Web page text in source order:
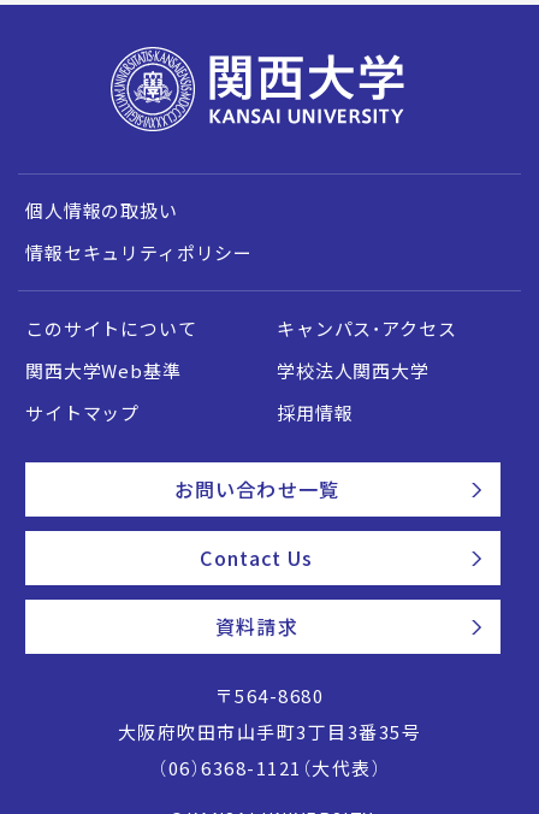
個人情報の取扱い
情報セキュリティポリシー
このサイトについて
キャンパス・アクセス
関西大学Web基準
学校法人関西大学
サイトマップ
採用情報
お問い合わせ一覧
Contact Us
資料請求
〒564-8680
大阪府吹田市山手町3丁目3番35号
（06）6368-1121（大代表）